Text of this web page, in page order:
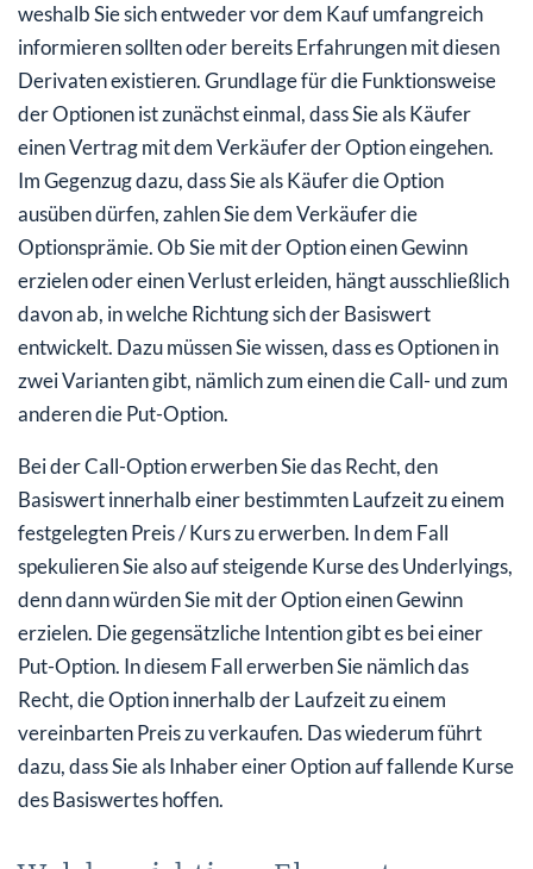
weshalb Sie sich entweder vor dem Kauf umfangreich
informieren sollten oder bereits Erfahrungen mit diesen
Derivaten existieren. Grundlage für die Funktionsweise
der Optionen ist zunächst einmal, dass Sie als Käufer
einen Vertrag mit dem Verkäufer der Option eingehen.
Im Gegenzug dazu, dass Sie als Käufer die Option
ausüben dürfen, zahlen Sie dem Verkäufer die
Optionsprämie. Ob Sie mit der Option einen Gewinn
erzielen oder einen Verlust erleiden, hängt ausschließlich
davon ab, in welche Richtung sich der Basiswert
entwickelt. Dazu müssen Sie wissen, dass es Optionen in
zwei Varianten gibt, nämlich zum einen die Call- und zum
anderen die Put-Option.
Bei der Call-Option erwerben Sie das Recht, den
Basiswert innerhalb einer bestimmten Laufzeit zu einem
festgelegten Preis / Kurs zu erwerben. In dem Fall
spekulieren Sie also auf steigende Kurse des Underlyings,
denn dann würden Sie mit der Option einen Gewinn
erzielen. Die gegensätzliche Intention gibt es bei einer
Put-Option. In diesem Fall erwerben Sie nämlich das
Recht, die Option innerhalb der Laufzeit zu einem
vereinbarten Preis zu verkaufen. Das wiederum führt
dazu, dass Sie als Inhaber einer Option auf fallende Kurse
des Basiswertes hoffen.